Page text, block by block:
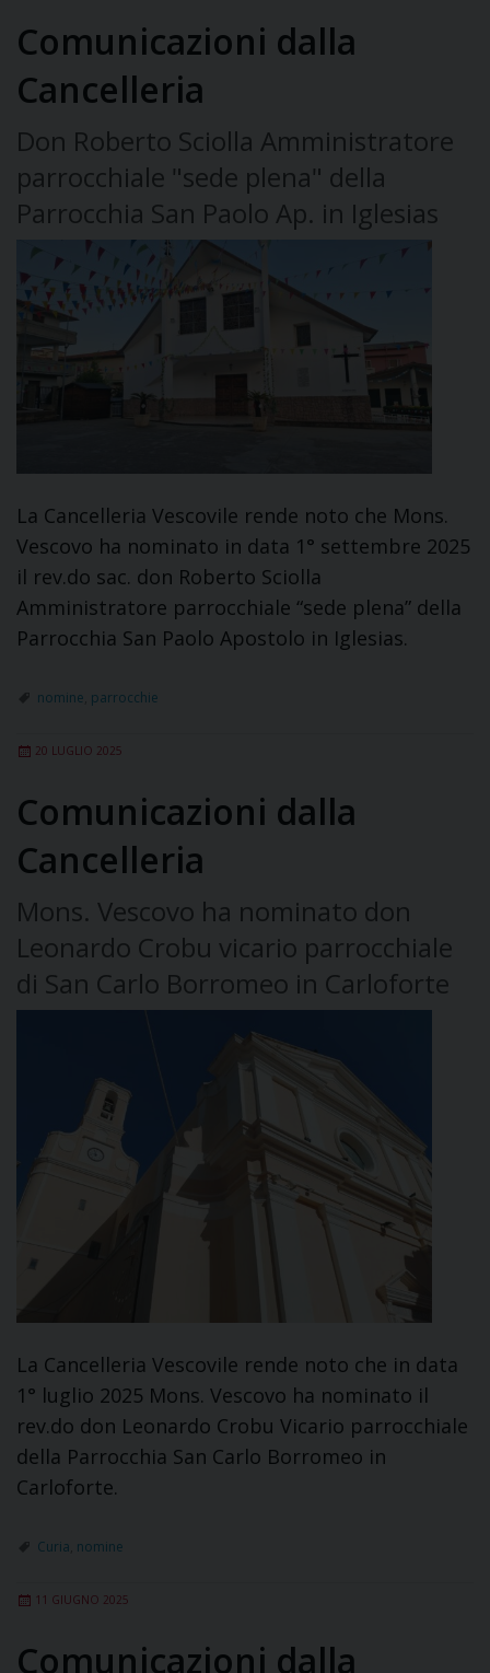
Comunicazioni dalla
Cancelleria
Don Roberto Sciolla Amministratore
parrocchiale "sede plena" della
Parrocchia San Paolo Ap. in Iglesias
La Cancelleria Vescovile rende noto che Mons.
Vescovo ha nominato in data 1° settembre 2025
il rev.do sac. don Roberto Sciolla
Amministratore parrocchiale “sede plena” della
Parrocchia San Paolo Apostolo in Iglesias.
nomine parrocchie
20 LUGLIO 2025
Comunicazioni dalla
Cancelleria
Mons. Vescovo ha nominato don
Leonardo Crobu vicario parrocchiale
di San Carlo Borromeo in Carloforte
La Cancelleria Vescovile rende noto che in data
1° luglio 2025 Mons. Vescovo ha nominato il
rev.do don Leonardo Crobu Vicario parrocchiale
della Parrocchia San Carlo Borromeo in
Carloforte.
Curia nomine
11 GIUGNO 2025
Comunicazioni dalla